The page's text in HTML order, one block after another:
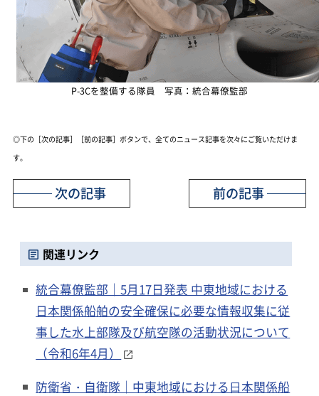
P-3Cを整備する隊員 写真：統合幕僚監部
◎下の［次の記事］［前の記事］ボタンで、全てのニュース記事を次々にご覧いただけま
す。
前の記事
次の記事
関連リンク
統合幕僚監部｜5月17日発表 中東地域における
日本関係船舶の安全確保に必要な情報収集に従
事した水上部隊及び航空隊の活動状況について
（令和6年4月）
防衛省・自衛隊｜中東地域における⽇本関係船